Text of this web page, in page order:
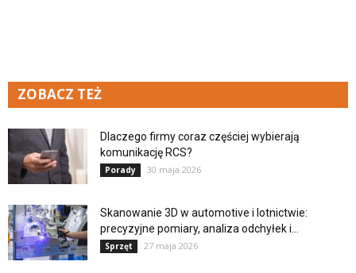
ZOBACZ TEŻ
Dlaczego firmy coraz częściej wybierają
komunikację RCS?
Porady 30 maja 2026
Skanowanie 3D w automotive i lotnictwie:
precyzyjne pomiary, analiza odchyłek i...
Sprzęt 27 maja 2026